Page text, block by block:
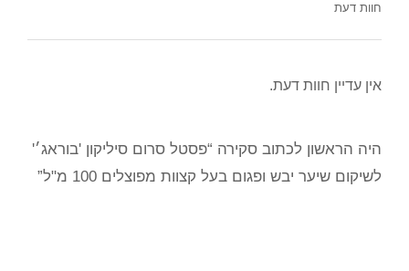
חוות דעת
אין עדיין חוות דעת.
היה הראשון לכתוב סקירה “פסטל סרום סיליקון 'בוראג׳'
לשיקום שיער יבש ופגום בעל קצוות מפוצלים 100 מ"ל”